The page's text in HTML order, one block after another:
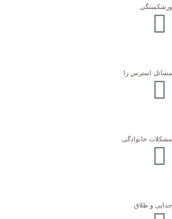
ورشکستگی
مسائل استرس زا
مشکلات خانوادگی
جدایی و طلاق